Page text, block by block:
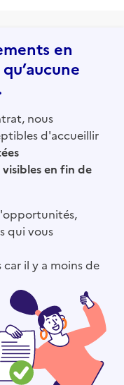
en
nous
d'accueillir
en fin de
qui vous
il y a moins de